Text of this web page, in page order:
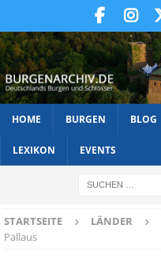
HOME BURGEN BLOG
LEXIKON EVENTS
STARTSEITE LÄNDER
Pallaus